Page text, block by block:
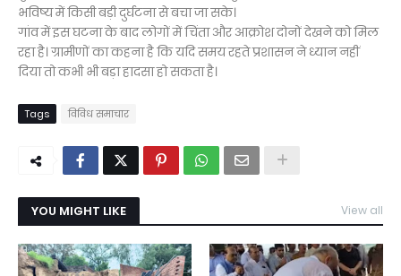
भविष्य में किसी बड़ी दुर्घटना से बचा जा सके।
गांव में इस घटना के बाद लोगों में चिंता और आक्रोश दोनों देखने को मिल
रहा है। ग्रामीणों का कहना है कि यदि समय रहते प्रशासन ने ध्यान नहीं
दिया तो कभी भी बड़ा हादसा हो सकता है।
Tags विविध समाचार
YOU MIGHT LIKE View all